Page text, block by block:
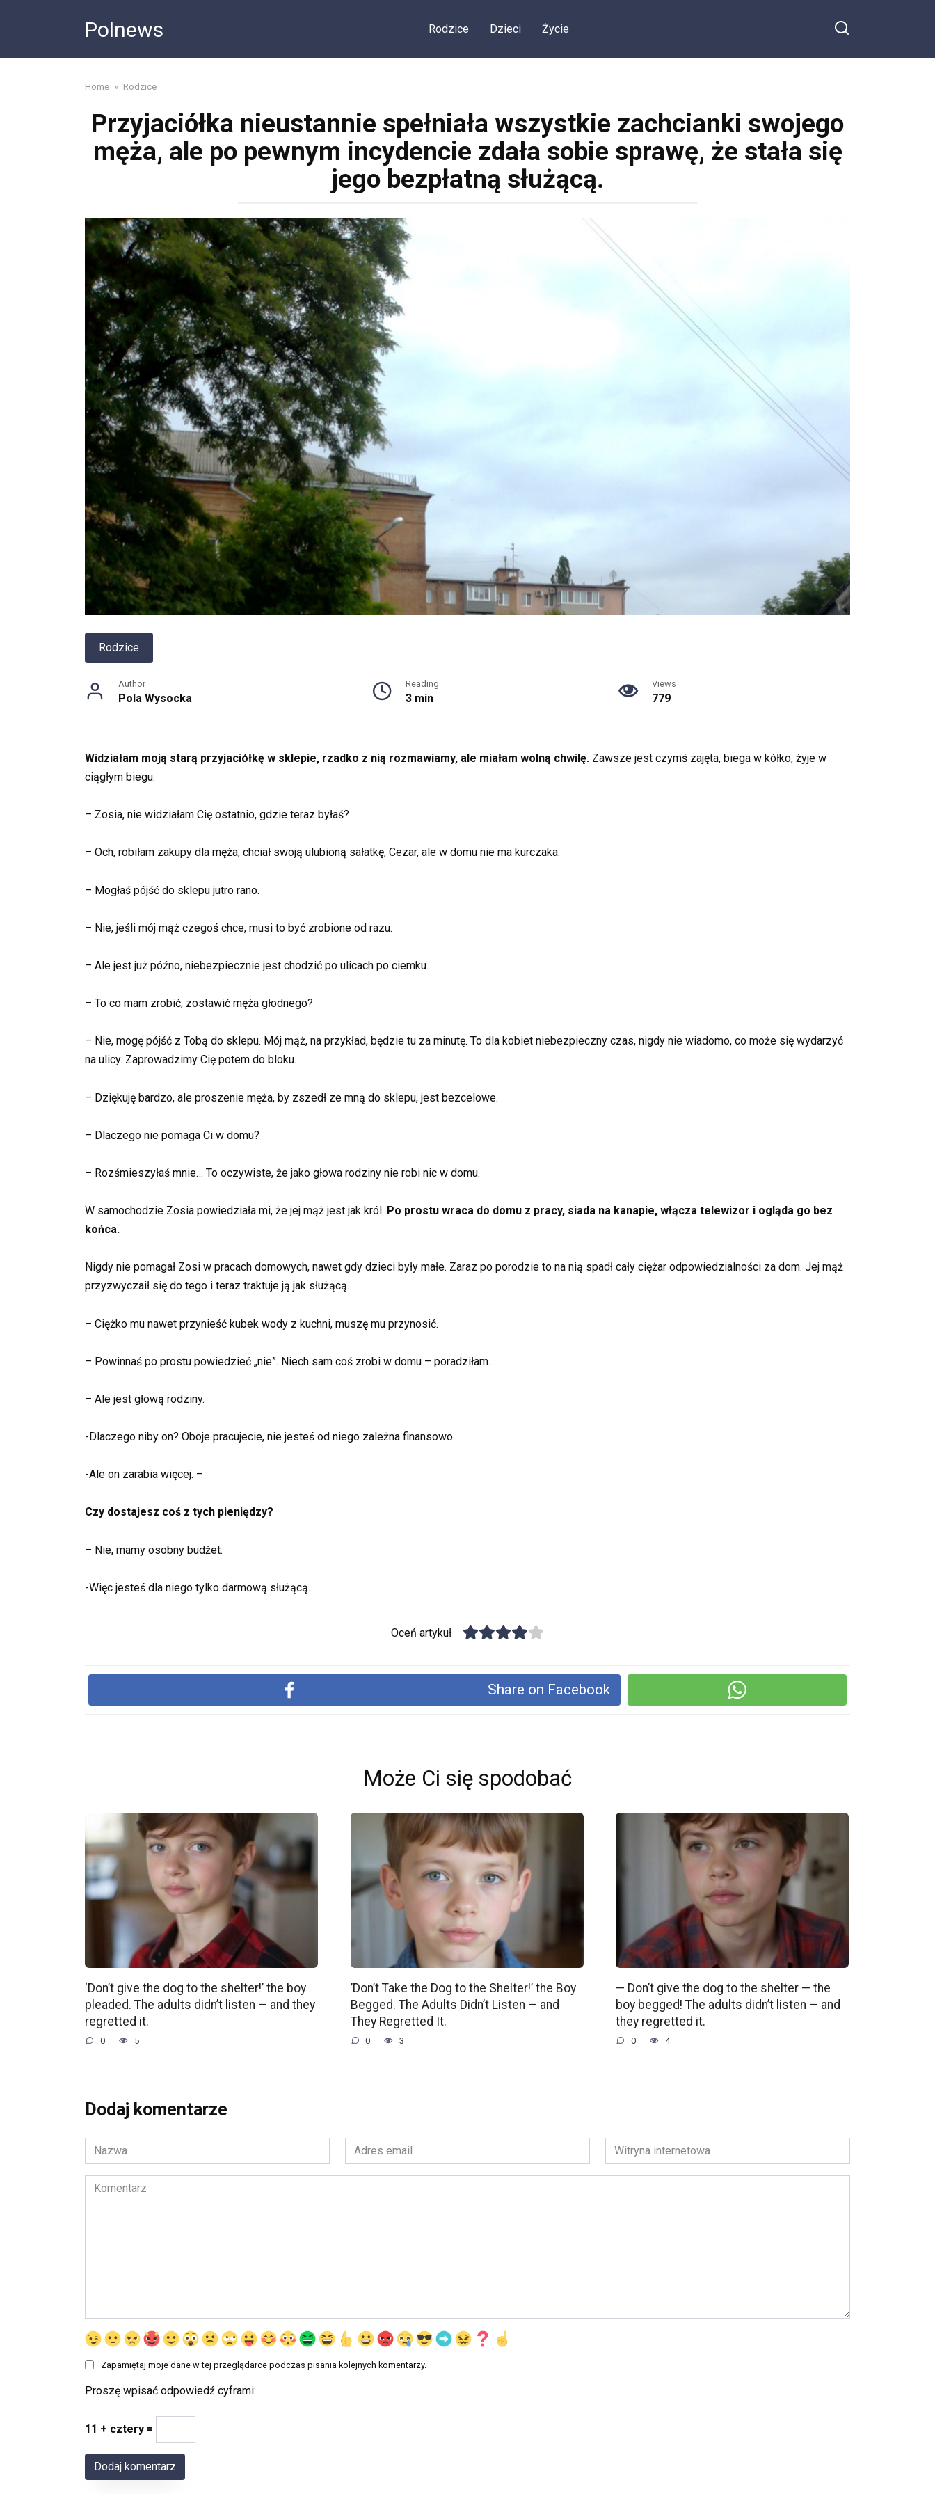
Polnews Rodzice Dzieci Życie
Home » Rodzice
Przyjaciółka nieustannie spełniała wszystkie zachcianki swojego
męża, ale po pewnym incydencie zdała sobie sprawę, że stała się
jego bezpłatną służącą.
Rodzice
Author
Pola Wysocka
Reading
3 min
Views
779
Widziałam moją starą przyjaciółkę w sklepie, rzadko z nią rozmawiamy, ale miałam wolną chwilę. Zawsze jest czymś zajęta, biega w kółko, żyje w
ciągłym biegu.
– Zosia, nie widziałam Cię ostatnio, gdzie teraz byłaś?
– Och, robiłam zakupy dla męża, chciał swoją ulubioną sałatkę, Cezar, ale w domu nie ma kurczaka.
– Mogłaś pójść do sklepu jutro rano.
– Nie, jeśli mój mąż czegoś chce, musi to być zrobione od razu.
– Ale jest już późno, niebezpiecznie jest chodzić po ulicach po ciemku.
– To co mam zrobić, zostawić męża głodnego?
– Nie, mogę pójść z Tobą do sklepu. Mój mąż, na przykład, będzie tu za minutę. To dla kobiet niebezpieczny czas, nigdy nie wiadomo, co może się wydarzyć
na ulicy. Zaprowadzimy Cię potem do bloku.
– Dziękuję bardzo, ale proszenie męża, by zszedł ze mną do sklepu, jest bezcelowe.
– Dlaczego nie pomaga Ci w domu?
– Rozśmieszyłaś mnie… To oczywiste, że jako głowa rodziny nie robi nic w domu.
W samochodzie Zosia powiedziała mi, że jej mąż jest jak król. Po prostu wraca do domu z pracy, siada na kanapie, włącza telewizor i ogląda go bez
końca.
Nigdy nie pomagał Zosi w pracach domowych, nawet gdy dzieci były małe. Zaraz po porodzie to na nią spadł cały ciężar odpowiedzialności za dom. Jej mąż
przyzwyczaił się do tego i teraz traktuje ją jak służącą.
– Ciężko mu nawet przynieść kubek wody z kuchni, muszę mu przynosić.
– Powinnaś po prostu powiedzieć „nie”. Niech sam coś zrobi w domu – poradziłam.
– Ale jest głową rodziny.
-Dlaczego niby on? Oboje pracujecie, nie jesteś od niego zależna finansowo.
-Ale on zarabia więcej. –
Czy dostajesz coś z tych pieniędzy?
– Nie, mamy osobny budżet.
-Więc jesteś dla niego tylko darmową służącą.
Oceń artykuł
Share on Facebook
Może Ci się spodobać
‘Don’t give the dog to the shelter!’ the boy
pleaded. The adults didn’t listen — and they
regretted it.
0 5
’Don’t Take the Dog to the Shelter!’ the Boy
Begged. The Adults Didn’t Listen — and
They Regretted It.
0 3
— Don’t give the dog to the shelter — the
boy begged! The adults didn’t listen — and
they regretted it.
0 4
Dodaj komentarze
Nazwa
*
Adres
email
*
Witryna
internetowa
Komentarz
Zapamiętaj moje dane w tej przeglądarce podczas pisania kolejnych komentarzy.
Proszę wpisać odpowiedź cyframi:
11 + cztery =